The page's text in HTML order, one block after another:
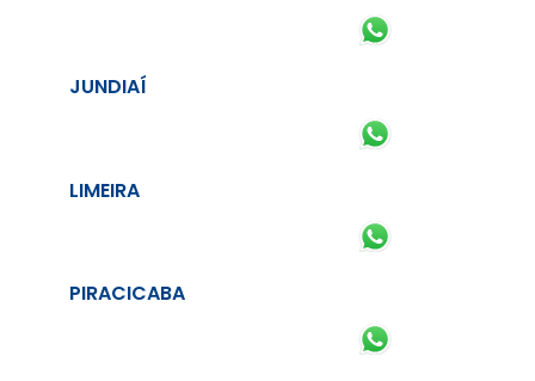
JUNDIAÍ
LIMEIRA
PIRACICABA